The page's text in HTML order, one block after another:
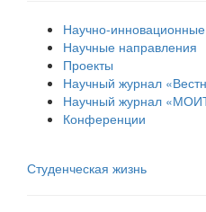
Научно-
Научные направления
Проекты
Научный журнал
Научный журнал
Конференции
Студенческая жизнь